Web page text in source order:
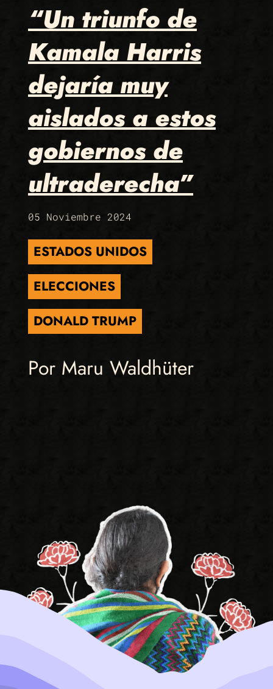
“Un triunfo de
Kamala Harris
dejaría muy
aislados a estos
gobiernos de
ultraderecha”
05 Noviembre 2024
ESTADOS UNIDOS
ELECCIONES
DONALD TRUMP
Por Maru Waldhüter